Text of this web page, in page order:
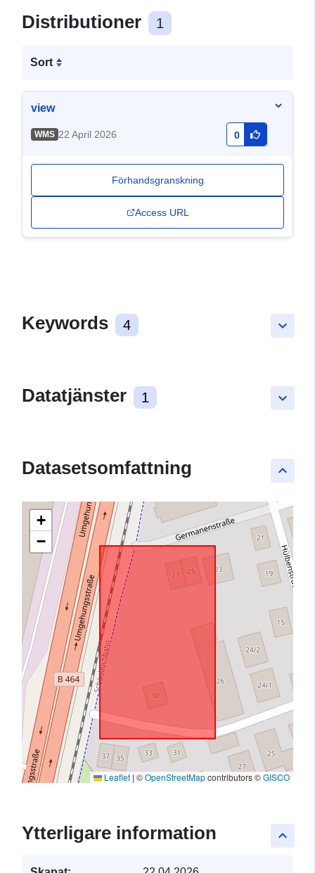
Distributioner 1
Sort
view
WMS 22 April 2026 0
Förhandsgranskning
Access URL
keyboard_arrow_down
Keywords 4
keyboard_arrow_down
Datatjänster 1
keyboard_arrow_up
Datasetsomfattning
+
−
Leaflet | ©OpenStreetMapcontributors ©GISCO
keyboard_arrow_up
Ytterligare information